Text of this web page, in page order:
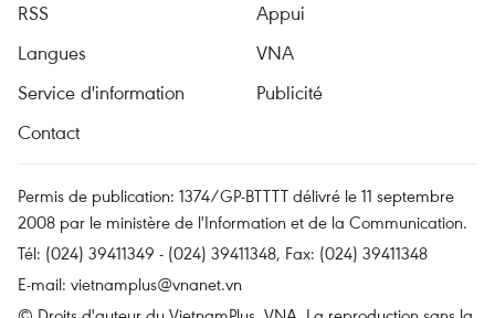
RSS
Appui
Langues
VNA
Service d'information
Publicité
Contact
Permis de publication: 1374/GP-BTTTT délivré le 11 septembre
2008 par le ministère de l'Information et de la Communication.
Tél: (024) 39411349 - (024) 39411348, Fax: (024) 39411348
E-mail: vietnamplus@vnanet.vn